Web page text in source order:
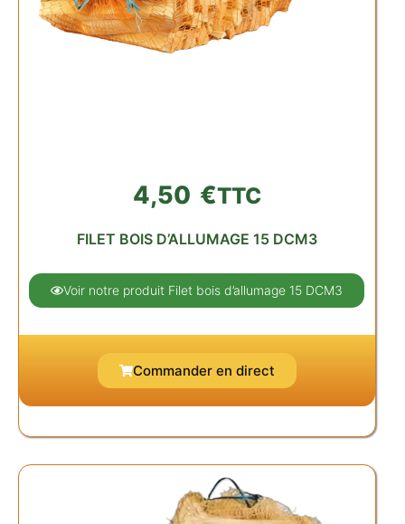
4,50 €TTC
FILET BOIS D’ALLUMAGE 15 DCM3
Voir notre produit Filet bois d’allumage 15 DCM3
Commander en direct